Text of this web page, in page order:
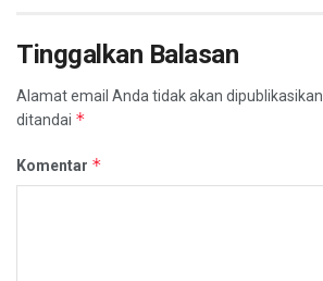
Tinggalkan Balasan
Alamat email Anda tidak akan dipublikasikan.
ditandai *
Komentar *